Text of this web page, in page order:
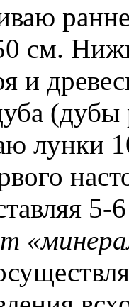
см.
и
(дубы
лунки
5-